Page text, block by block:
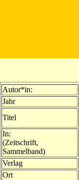
Autor*in:
Jahr
Titel
In:
(Zeitschrift,
Sammelband)
Verlag
Ort